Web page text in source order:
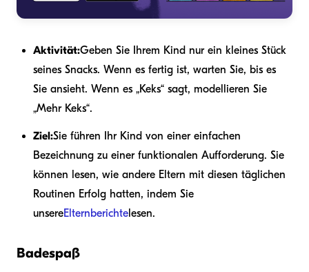
Aktivität:Geben Sie Ihrem Kind nur ein kleines Stück
seines Snacks. Wenn es fertig ist, warten Sie, bis es
Sie ansieht. Wenn es „Keks“ sagt, modellieren Sie
„Mehr Keks“.
Ziel:Sie führen Ihr Kind von einer einfachen
Bezeichnung zu einer funktionalen Aufforderung. Sie
können lesen, wie andere Eltern mit diesen täglichen
Routinen Erfolg hatten, indem Sie
unsereElternberichte lesen.
Badespaß